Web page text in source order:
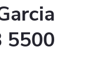
5500